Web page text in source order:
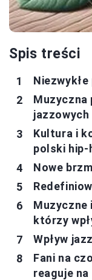
Spis treści
Muzyczna
jazzowych
Kultura i
polski hip-
Nowe
Muzyczne
którzy
Wpływ
Fani na
reaguje